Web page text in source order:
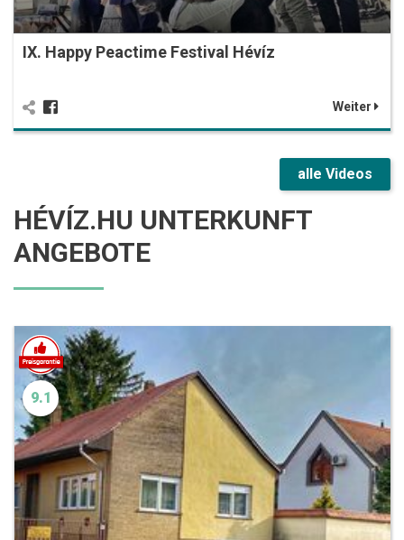
IX. Happy Peactime Festival Hévíz
Weiter
alle Videos
HÉVÍZ.HU UNTERKUNFT
ANGEBOTE
9.1